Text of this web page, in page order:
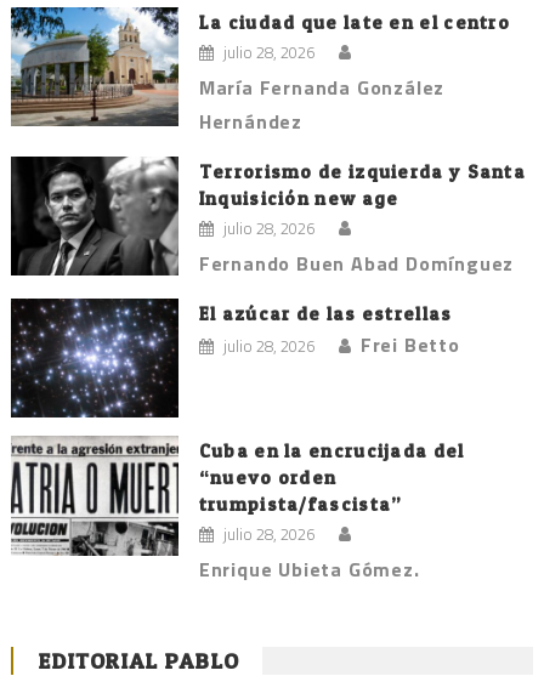
entradas
La ciudad que late en el centro
julio 28, 2026
María Fernanda González
Hernández
Terrorismo de izquierda y Santa
Inquisición new age
julio 28, 2026
Fernando Buen Abad Domínguez
El azúcar de las estrellas
julio 28, 2026 Frei Betto
Cuba en la encrucijada del
“nuevo orden
trumpista/fascista”
julio 28, 2026
Enrique Ubieta Gómez.
EDITORIAL PABLO